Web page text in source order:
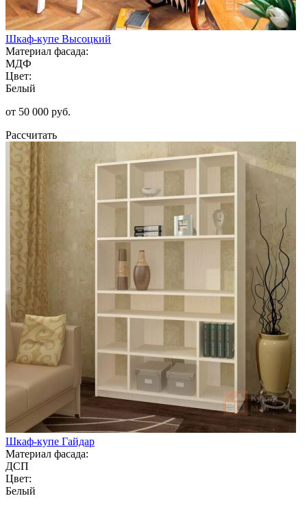
Шкаф-купе Высоцкий
Материал фасада:
МДФ
Цвет:
Белый
от 50 000 руб.
Рассчитать
Шкаф-купе Гайдар
Материал фасада:
ДСП
Цвет:
Белый